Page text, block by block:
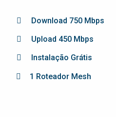
Download 750Mbps
Upload 450 Mbps
Instalação Grátis
1 Roteador Mesh